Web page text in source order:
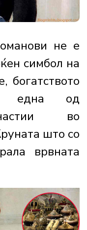
не е
симбол на
богатството
една од
во
што со
врвната